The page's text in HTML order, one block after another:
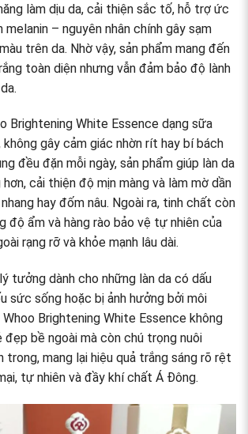
làm dịu da, cải thiện sắc tố, hỗ trợ ức
melanin – nguyên nhân chính gây sạm
trên da. Nhờ vậy, sản phẩm mang đến
toàn diện nhưng vẫn đảm bảo độ lành
Brightening White Essence dạng sữa
không gây cảm giác nhờn rít hay bí bách
đều đặn mỗi ngày, sản phẩm giúp làn da
cải thiện độ mịn màng và làm mờ dần
hay đốm nâu. Ngoài ra, tinh chất còn
độ ẩm và hàng rào bảo vệ tự nhiên của
rạng rỡ và khỏe mạnh lâu dài.
tưởng dành cho những làn da có dấu
sức sống hoặc bị ảnh hưởng bởi môi
Whoo Brightening White Essence không
bề ngoài mà còn chú trọng nuôi
mang lại hiệu quả trắng sáng rõ rệt
tự nhiên và đầy khí chất Á Đông.